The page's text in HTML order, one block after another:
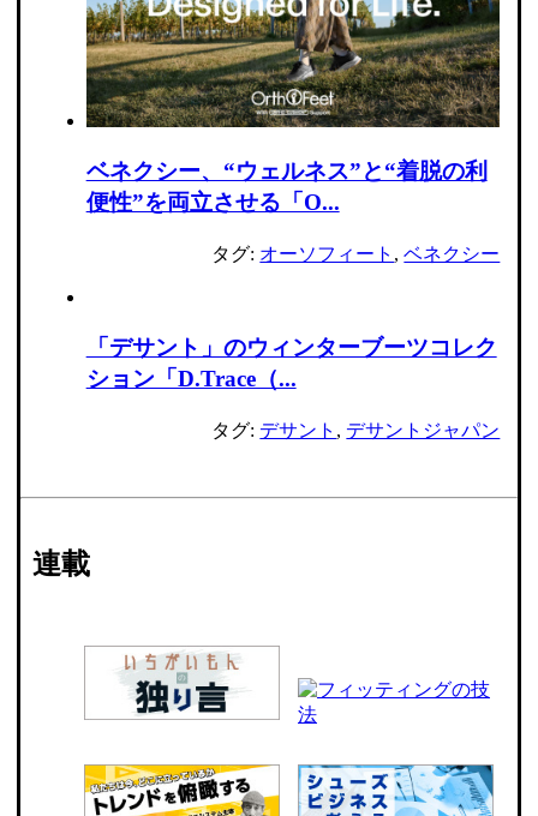
ベネクシー、“ウェルネス”と“着脱の利
便性”を両立させる「O...
タグ: オーソフィート ,ベネクシー
「デサント」のウィンターブーツコレク
ション「D.Trace（...
タグ: デサント , デサントジャパン
連載